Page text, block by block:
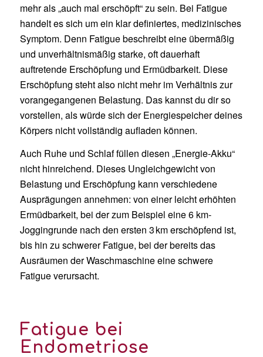
mehr als „auch mal erschöpft“ zu sein. Bei Fatigue
handelt es sich um ein klar definiertes, medizinisches
Symptom. Denn Fatigue beschreibt eine übermäßig
und unverhältnismäßig starke, oft dauerhaft
auftretende Erschöpfung und Ermüdbarkeit. Diese
Erschöpfung steht also nicht mehr im Verhältnis zur
vorangegangenen Belastung. Das kannst du dir so
vorstellen, als würde sich der Energiespeicher deines
Körpers nicht vollständig aufladen können.
Auch Ruhe und Schlaf füllen diesen „Energie-Akku“
nicht hinreichend. Dieses Ungleichgewicht von
Belastung und Erschöpfung kann verschiedene
Ausprägungen annehmen: von einer leicht erhöhten
Ermüdbarkeit, bei der zum Beispiel eine 6 km-
Joggingrunde nach den ersten 3 km erschöpfend ist,
bis hin zu schwerer Fatigue, bei der bereits das
Ausräumen der Waschmaschine eine schwere
Fatigue verursacht.
Fatigue bei
Endometriose